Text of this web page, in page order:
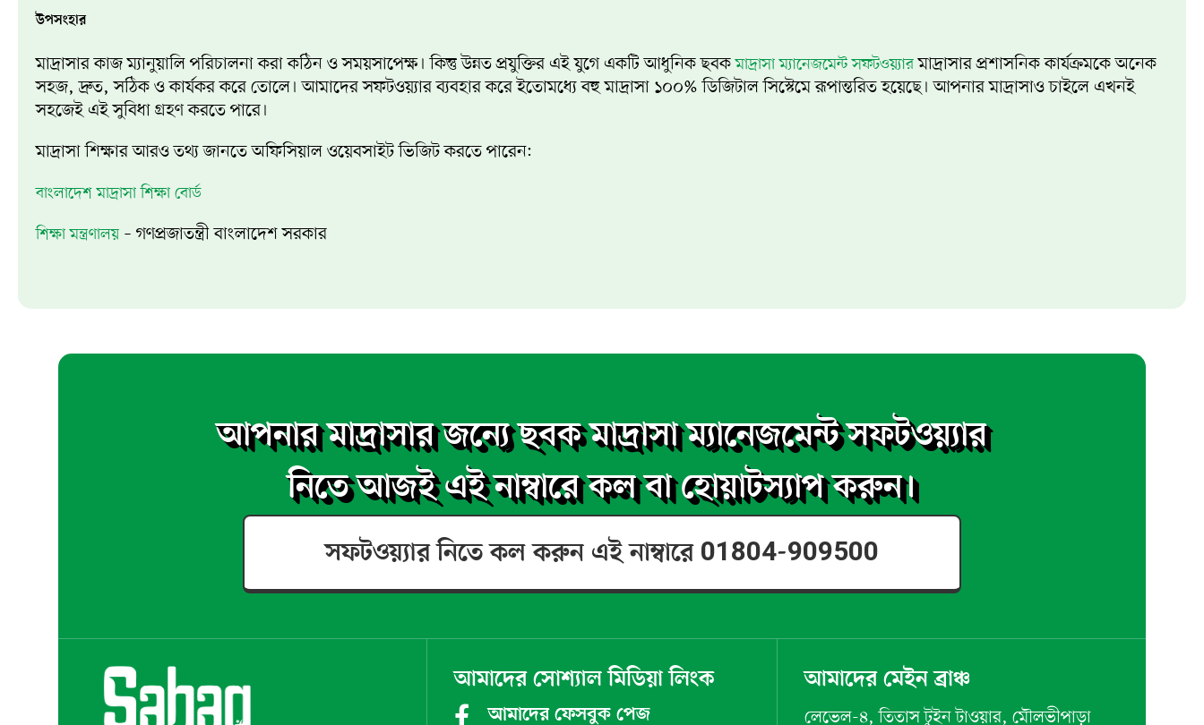
উপসংহার
মাদ্রাসার কাজ ম্যানুয়ালি পরিচালনা করা কঠিন ও সময়সাপেক্ষ। কিন্তু উন্নত প্রযুক্তির এই যুগে একটি আধুনিক ছবকমাদ্রাসা ম্যানেজমেন্ট সফটওয়্যারমাদ্রাসার প্রশাসনিক কার্যক্রমকে অনেক
সহজ, দ্রুত, সঠিক ও কার্যকর করে তোলে। আমাদের সফটওয়্যার ব্যবহার করে ইতোমধ্যে বহু মাদ্রাসা ১০০% ডিজিটাল সিস্টেমে রূপান্তরিত হয়েছে। আপনার মাদ্রাসাও চাইলে এখনই
সহজেই এই সুবিধা গ্রহণ করতে পারে।
মাদ্রাসা শিক্ষার আরও তথ্য জানতে অফিসিয়াল ওয়েবসাইট ভিজিট করতে পারেন:
বাংলাদেশ মাদ্রাসা শিক্ষা বোর্ড
শিক্ষা মন্ত্রণালয় – গণপ্রজাতন্ত্রী বাংলাদেশ সরকার
আপনার মাদ্রাসার জন্যে ছবক মাদ্রাসা ম্যানেজমেন্ট সফটওয়্যার
নিতে আজই এই নাম্বারে কল বা হোয়াটস্যাপ করুন।
সফটওয়্যার নিতে কল করুন এই নাম্বারে 01804-909500
আমাদের সোশ্যাল মিডিয়া লিংক
আমাদের ফেসবুক পেজ
আমাদের মেইন ব্রাঞ্চ
লেভেল-৪, তিতাস টুইন টাওয়ার, মৌলভীপাড়া